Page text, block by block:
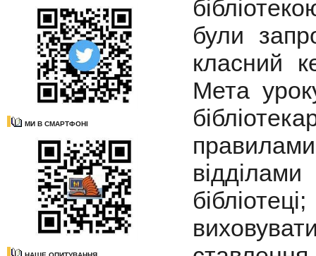
МИ В СМАРТФОНІ
були
класний
Мета